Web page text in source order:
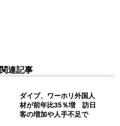
関連記事
ダイブ、ワーホリ外国人
材が前年比35％増 訪日
客の増加や人手不足で